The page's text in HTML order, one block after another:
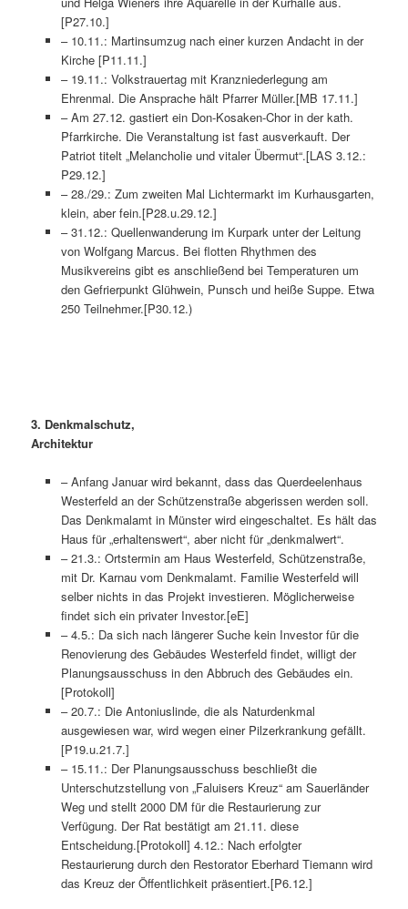
[P27.10.]
– 10.11.: Martinsumzug nach einer kurzen Andacht in der
Kirche [P11.11.]
– 19.11.: Volkstrauertag mit Kranzniederlegung am
Ehrenmal. Die Ansprache hält Pfarrer Müller.[MB 17.11.]
– Am 27.12. gastiert ein Don-Kosaken-Chor in der kath.
Pfarrkirche. Die Veranstaltung ist fast ausverkauft. Der
Patriot titelt „Melancholie und vitaler Übermut“.[LAS 3.12.:
P29.12.]
– 28./29.: Zum zweiten Mal Lichtermarkt im Kurhausgarten,
klein, aber fein.[P28.u.29.12.]
– 31.12.: Quellenwanderung im Kurpark unter der Leitung
von Wolfgang Marcus. Bei flotten Rhythmen des
Musikvereins gibt es anschließend bei Temperaturen um
den Gefrierpunkt Glühwein, Punsch und heiße Suppe. Etwa
250 Teilnehmer.[P30.12.)
3. Denkmalschutz,
Architektur
– Anfang Januar wird bekannt, dass das Querdeelenhaus
Westerfeld an der Schützenstraße abgerissen werden soll.
Das Denkmalamt in Münster wird eingeschaltet. Es hält das
Haus für „erhaltenswert“, aber nicht für „denkmalwert“.
– 21.3.: Ortstermin am Haus Westerfeld, Schützenstraße,
mit Dr. Karnau vom Denkmalamt. Familie Westerfeld will
selber nichts in das Projekt investieren. Möglicherweise
findet sich ein privater Investor.[eE]
– 4.5.: Da sich nach längerer Suche kein Investor für die
Renovierung des Gebäudes Westerfeld findet, willigt der
Planungsausschuss in den Abbruch des Gebäudes ein.
[Protokoll]
– 20.7.: Die Antoniuslinde, die als Naturdenkmal
ausgewiesen war, wird wegen einer Pilzerkrankung gefällt.
[P19.u.21.7.]
– 15.11.: Der Planungsausschuss beschließt die
Unterschutzstellung von „Faluisers Kreuz“ am Sauerländer
Weg und stellt 2000 DM für die Restaurierung zur
Verfügung. Der Rat bestätigt am 21.11. diese
Entscheidung.[Protokoll] 4.12.: Nach erfolgter
Restaurierung durch den Restorator Eberhard Tiemann wird
das Kreuz der Öffentlichkeit präsentiert.[P6.12.]